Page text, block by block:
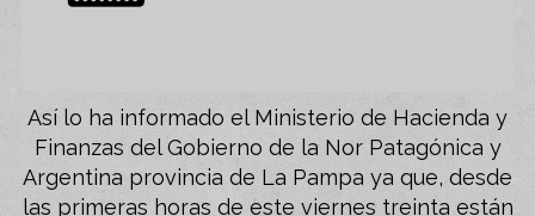
Así lo ha informado el Ministerio de Hacienda y
Finanzas del Gobierno de la Nor Patagónica y
Argentina provincia de La Pampa ya que, desde
las primeras horas de este viernes treinta están